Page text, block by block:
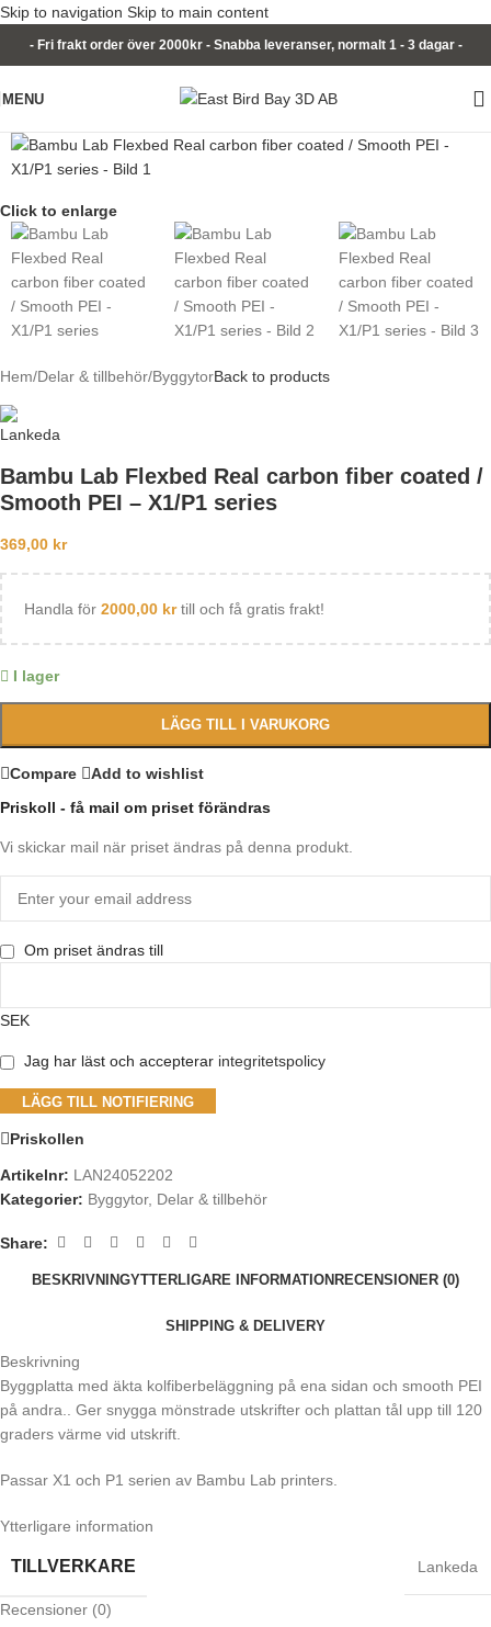
Skip to navigation Skip to main content
- Fri frakt order över 2000kr - Snabba leveranser, normalt 1 - 3 dagar -
MENU
Click to enlarge
Hem/Delar & tillbehör/ByggytorBack to products
Bambu Lab Flexbed Real carbon fiber coated /
Smooth PEI – X1/P1 series
369,00 kr
Handla för 2000,00 krtill och få gratis frakt!
I lager
LÄGG TILL I VARUKORG
Compare
Add to wishlist
Priskoll - få mail om priset förändras
Vi skickar mail när priset ändras på denna produkt.
Om priset ändras till
SEK
Jag har läst och accepterar integritetspolicy
LÄGG TILL NOTIFIERING
Priskollen
Artikelnr: LAN24052202
Kategorier: Byggytor, Delar & tillbehör
Share:
BESKRIVNINGYTTERLIGARE INFORMATION RECENSIONER (0)
SHIPPING & DELIVERY
Beskrivning
Byggplatta med äkta kolfiberbeläggning på ena sidan och smooth PEI
på andra.. Ger snygga mönstrade utskrifter och plattan tål upp till 120
graders värme vid utskrift.
Passar X1 och P1 serien av Bambu Lab printers.
Ytterligare information
TILLVERKARE Lankeda
Recensioner (0)